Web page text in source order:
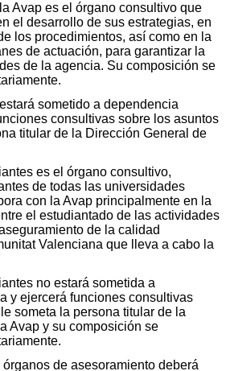
Avap es el órgano consultivo que
el desarrollo de sus estrategias, en
los procedimientos, así como en la
de actuación, para garantizar la
de la agencia. Su composición se
sometido a dependencia
consultivas sobre los asuntos
titular de la Dirección General de
es el órgano consultivo,
de todas las universidades
con la Avap principalmente en la
el estudiantado de las actividades
de la calidad
Valenciana que lleva a cabo la
no estará sometida a
y ejercerá funciones consultivas
someta la persona titular de la
Avap y su composición se
de asesoramiento deberá